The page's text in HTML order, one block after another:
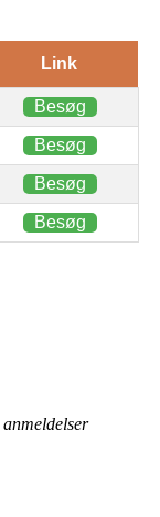
Link
Besøg
Besøg
Besøg
Besøg
anmeldelser